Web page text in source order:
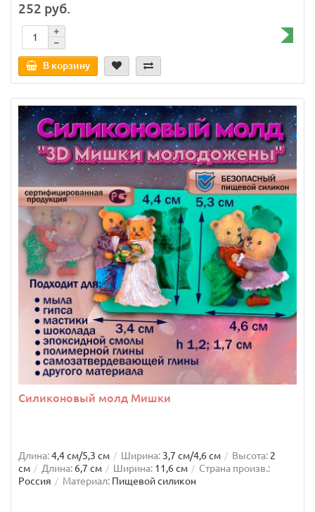
252 руб.
В корзину
Силиконовый молд Мишки
Длина:4,4 см/5,3 см Ширина: 3,7 см/4,6 см Высота: 2
см
Длина: 6,7 см Ширина: 11,6 см
Страна произв.:
Россия
Материал: Пищевой силикон